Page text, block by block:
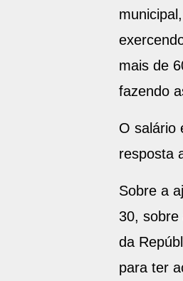
mais de
fazendo
O salário
resposta
Sobre a
30, sobre
da
para ter